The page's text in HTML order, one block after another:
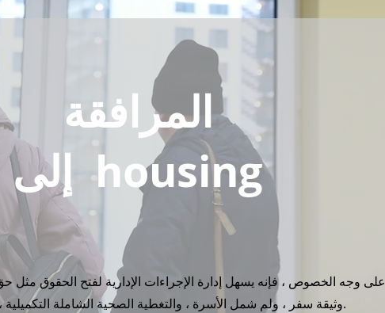
المرافقة
إلى housing
على وجه الخصوص ، فإنه يسهل إدارة الإجراءات الإدارية لفتح الحقوق مثل
وثيقة سفر ، ولم شمل الأسرة ، والتغطية الصحية الشاملة التكميلية ، ودعم الأبوة ، إلخ.